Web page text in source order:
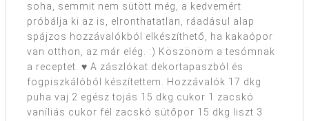
soha, semmit nem sütött még, a kedvemért
próbálja ki az is, elronthatatlan, ráadásul alap
spájzos hozzávalókból elkészíthető, ha kakaópor
van otthon, az már elég. :) Köszönöm a tesómnak
a receptet. ♥ A zászlókat dekortapaszból és
fogpiszkálóból készítettem. Hozzávalók 17 dkg
puha vaj 2 egész tojás 15 dkg cukor 1 zacskó
vaníliás cukor fél zacskó sütőpor 15 dkg liszt 3